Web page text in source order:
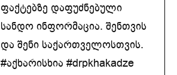
ფაქტებზე დაფუძნებული
სანდო ინფორმაცია. შენთვის
და შენი საქართველოსთვის.
#აქხარისხია #drpkhakadze